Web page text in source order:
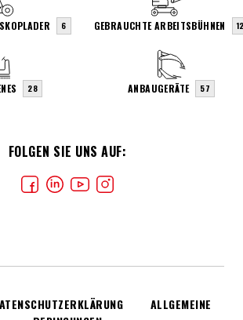
FOLGEN SIE UNS AUF:
6 GEBRAUCHTE ARBEITSBÜHNEN
28 ANBAUGERÄTE 57
ALLGEMEINE